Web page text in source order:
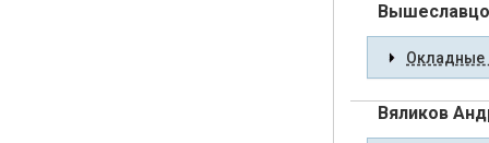
Окладные
Вяликов